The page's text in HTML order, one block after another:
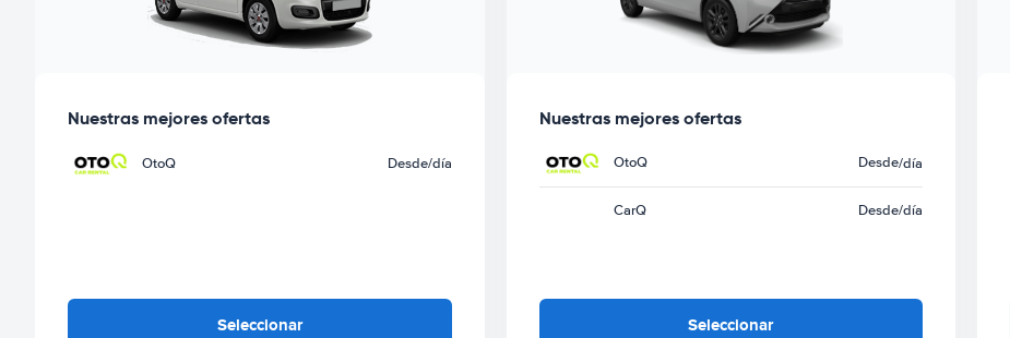
Nuestras mejores ofertas
OtoQ Desde/día
Seleccionar
Nuestras mejores ofertas
OtoQ Desde/día
CarQ Desde/día
Seleccionar